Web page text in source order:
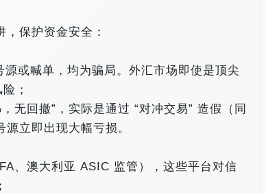
保护资金安全：​
或喊单，均为骗局。外汇市场即使是顶尖
；​
无回撤”，实际是通过 “对冲交易” 造假（同
立即出现大幅亏损。​
、澳大利亚 ASIC 监管），这些平台对信